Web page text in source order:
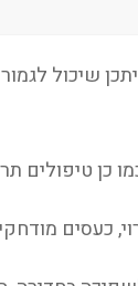
שיכול
כן טיפולים
כעסים